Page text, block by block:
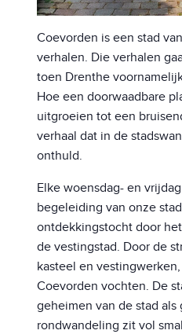
Coevorden is een stad
verhalen. Die verhalen
toen Drenthe
Hoe een doorwaadbare
uitgroeien tot een
verhaal dat in de
onthuld.
Elke woensdag- en
begeleiding van onze
ontdekkingstocht door
de vestingstad. Door de
kasteel en
Coevorden vochten. De
geheimen van de stad als
rondwandeling zit vol